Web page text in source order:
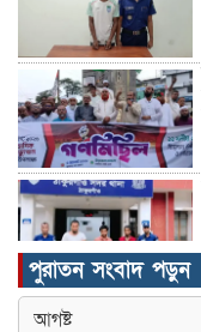
পুরাতন সংবাদ পড়ুন